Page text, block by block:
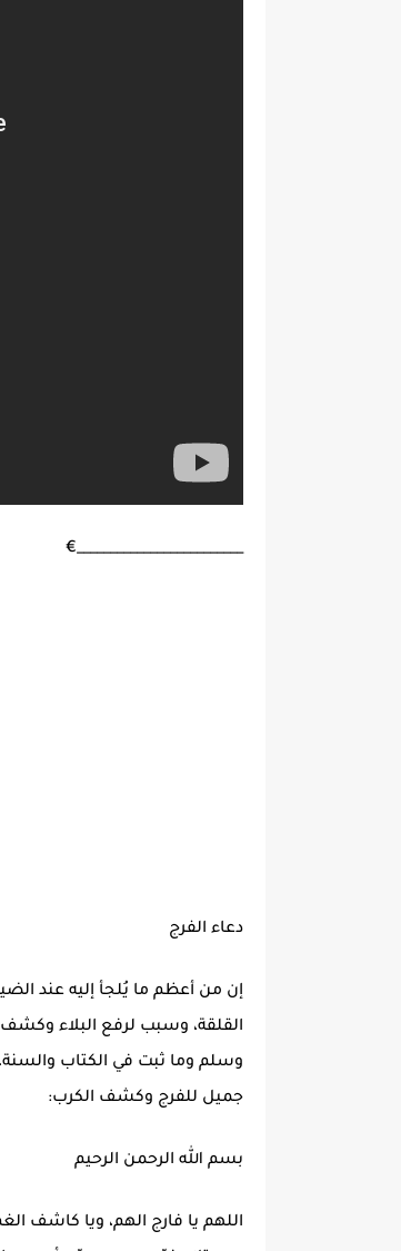
_________________________€
دعاء الفرج
إن من أعظم ما يُلجأ إليه عند
القلقة، وسبب لرفع البلاء وكشف
وسلم وما ثبت في الكتاب
جميل للفرج وكشف الكرب:
بسم الله الرحمن الرحيم
اللهم يا فارج الهم، ويا كاشف